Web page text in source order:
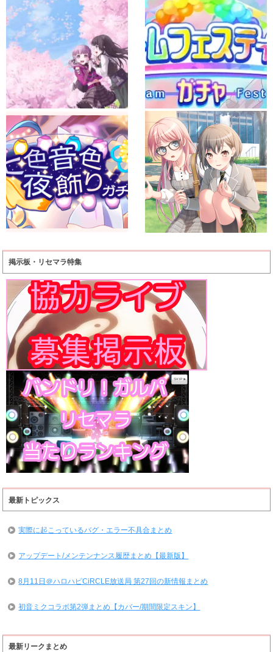
掲示板・リセマラ特集
最新トピックス
実際に起こっているバグ・エラー不具合まとめ
アップデート/メンテンナンス履歴まとめ【最新版】
8月11日＠ハロハピCiRCLE放送局 第27回の新情報まとめ
初音ミクコラボ第2弾まとめ【カバー/期間限定スキン】
最新リークまとめ